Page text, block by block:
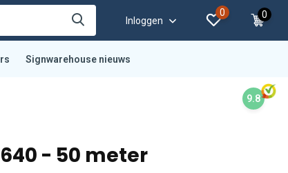
Inloggen
0 0
Signwarehouse nieuws
9.8
- 50 meter